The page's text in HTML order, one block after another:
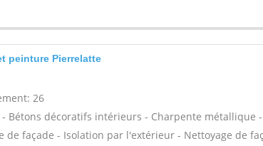
peinture Pierrelatte
26
- Bétons décoratifs intérieurs - Charpente métallique
de façade - Isolation par l'extérieur - Nettoyage de